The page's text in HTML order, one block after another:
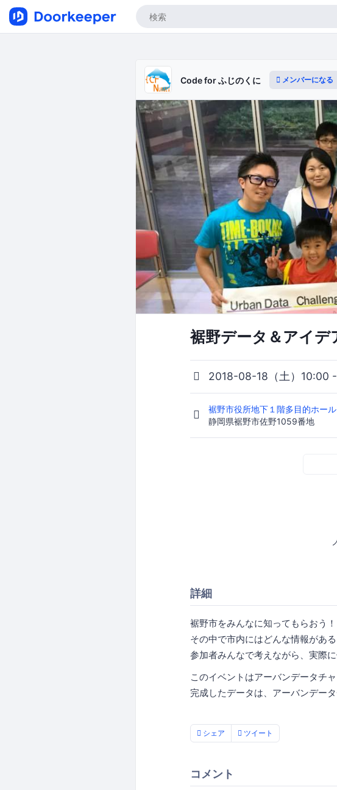
Code for ふじのくに メンバーになる
裾野データ＆アイ
2018-08-18（土）10:00
裾野市役所地下１階多目的ホール
静岡県裾野市佐野1059番地
詳細
裾野市をみんなに知ってもらおう！
その中で市内にはどんな情報があ
参加者みんなで考えながら、実際
このイベントはアーバンデータチ
完成したデータは、アーバンデー
シェア ツイート
コメント